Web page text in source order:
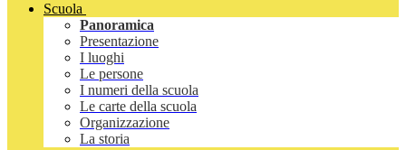
Scuola
Panoramica
Presentazione
I luoghi
Le persone
I numeri della scuola
Le carte della scuola
Organizzazione
La storia